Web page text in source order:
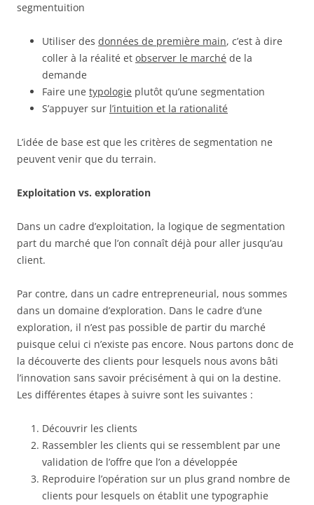
segmentuition
Utiliser des données de première main, c’est à dire
coller à la réalité et observer le marché de la
demande
Faire une typologie plutôt qu’une segmentation
S’appuyer sur l’intuition et la rationalité
L’idée de base est que les critères de segmentation ne
peuvent venir que du terrain.
Exploitation vs. exploration
Dans un cadre d’exploitation, la logique de segmentation
part du marché que l’on connaît déjà pour aller jusqu’au
client.
Par contre, dans un cadre entrepreneurial, nous sommes
dans un domaine d’exploration. Dans le cadre d’une
exploration, il n’est pas possible de partir du marché
puisque celui ci n’existe pas encore. Nous partons donc de
la découverte des clients pour lesquels nous avons bâti
l’innovation sans savoir précisément à qui on la destine.
Les différentes étapes à suivre sont les suivantes :
Découvrir les clients
Rassembler les clients qui se ressemblent par une
validation de l’offre que l’on a développée
Reproduire l’opération sur un plus grand nombre de
clients pour lesquels on établit une typographie